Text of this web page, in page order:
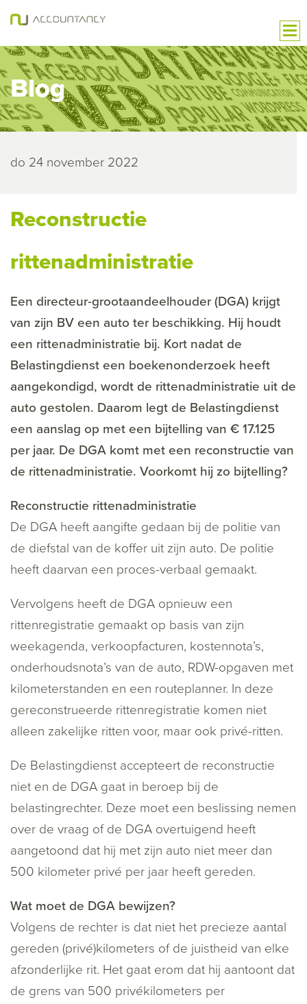
Blog
do 24 november 2022
Reconstructie
rittenadministratie
Een directeur-grootaandeelhouder (DGA) krijgt
van zijn BV een auto ter beschikking. Hij houdt
een rittenadministratie bij. Kort nadat de
Belastingdienst een boekenonderzoek heeft
aangekondigd, wordt de rittenadministratie uit de
auto gestolen. Daarom legt de Belastingdienst
een aanslag op met een bijtelling van € 17.125
per jaar. De DGA komt met een reconstructie van
de rittenadministratie. Voorkomt hij zo bijtelling?
Reconstructie rittenadministratie
De DGA heeft aangifte gedaan bij de politie van
de diefstal van de koffer uit zijn auto. De politie
heeft daarvan een proces-verbaal gemaakt.
Vervolgens heeft de DGA opnieuw een
rittenregistratie gemaakt op basis van zijn
weekagenda, verkoopfacturen, kostennota’s,
onderhoudsnota’s van de auto, RDW-opgaven met
kilometerstanden en een routeplanner. In deze
gereconstrueerde rittenregistratie komen niet
alleen zakelijke ritten voor, maar ook privé-ritten.
De Belastingdienst accepteert de reconstructie
niet en de DGA gaat in beroep bij de
belastingrechter. Deze moet een beslissing nemen
over de vraag of de DGA overtuigend heeft
aangetoond dat hij met zijn auto niet meer dan
500 kilometer privé per jaar heeft gereden.
Wat moet de DGA bewijzen?
Volgens de rechter is dat niet het precieze aantal
gereden (privé)kilometers of de juistheid van elke
afzonderlijke rit. Het gaat erom dat hij aantoont dat
de grens van 500 privékilometers per